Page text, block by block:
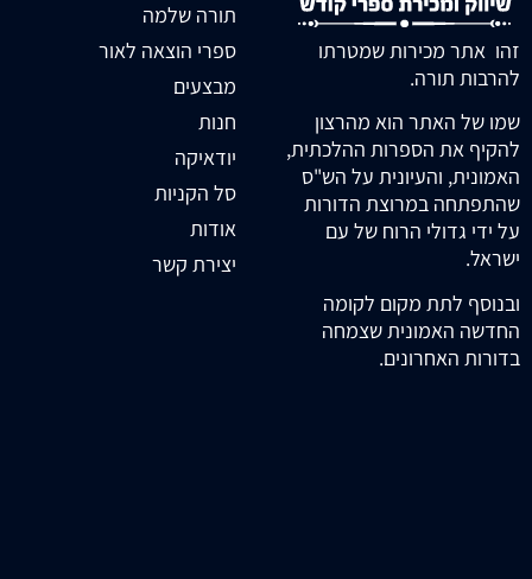
זהו אתר מכירות שמטרתו
להרבות תורה.
שמו של האתר הוא מהרצון
להקיף את הספרות ההלכתית,
האמונית, והעיונית על הש"ס
שהתפתחה במרוצת הדורות
על ידי גדולי הרוח של עם
ישראל.
ובנוסף לתת מקום לקומה
החדשה האמונית שצמחה
בדורות האחרונים.
תורה שלמה
ספרי הוצאה לאור
מבצעים
חנות
יודאיקה
סל הקניות
אודות
יצירת קשר